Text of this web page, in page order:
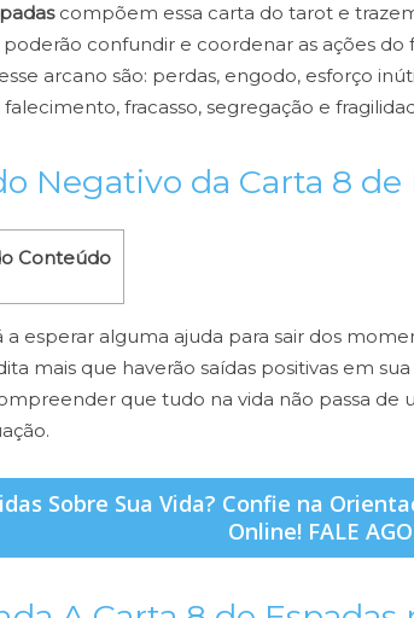
compõem essa carta do tarot e
poderão confundir e coordenar as ações
arcano são: perdas, engodo, esforço
falecimento, fracasso, segregação e
Negativo da Carta 8 de
Conteúdo
a esperar alguma ajuda para sair dos
mais que haverão saídas positivas em
que tudo na vida não passa de
Sobre Sua Vida? Confie na
Online! FALE